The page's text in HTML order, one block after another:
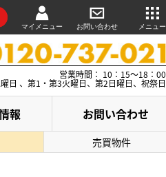
マイメニュー お問い合わせ メニュー
営業時間： 10：15～18：00
日 、第1・第3火曜日、第2日曜日、祝祭日
報 お問い合わせ
売買物件